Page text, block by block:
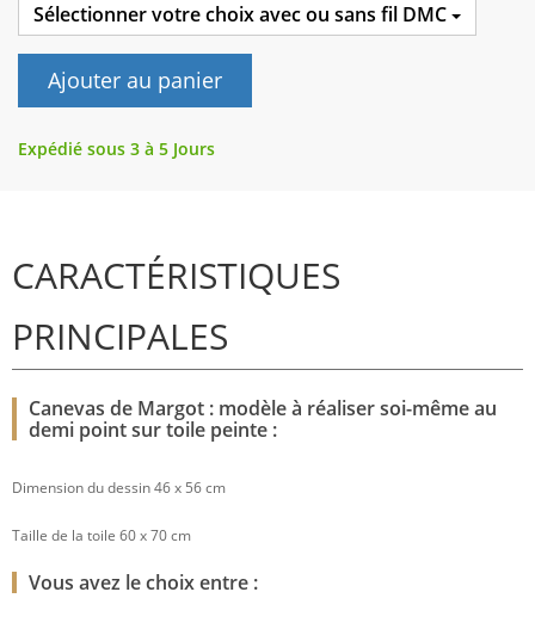
Sélectionner votre choix avec ou sans fil DMC
Ajouter au panier
Expédié sous 3 à 5 Jours
CARACTÉRISTIQUES
PRINCIPALES
Canevas de Margot : modèle à réaliser soi-même au
demi point sur toile peinte :
Dimension du dessin 46 x 56 cm
Taille de la toile 60 x 70 cm
Vous avez le choix entre :